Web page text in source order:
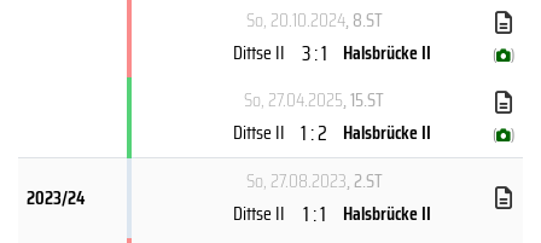
So, 20.10.2024, 8.ST
Dittse II 3 : 1 Halsbrücke II ( )
So, 27.04.2025, 15.ST
Dittse II 1 : 2 Halsbrücke II ( )
2023/24
So, 27.08.2023, 2.ST
Dittse II
1 : 1
Halsbrücke II